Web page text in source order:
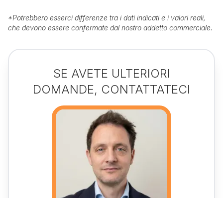
*Potrebbero esserci differenze tra i dati indicati e i valori reali,
che devono essere confermate dal nostro addetto commerciale.
SE AVETE ULTERIORI
DOMANDE, CONTATTATECI